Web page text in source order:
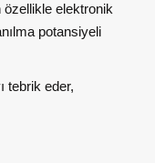
elektronik
potansiyeli
tebrik eder,